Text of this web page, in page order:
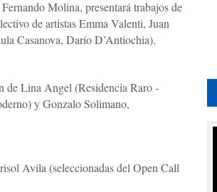
Molina, presentará trabajos de
de artistas Emma Valenti, Juan
Casanova, Darío D’Antiochia).
de Lina Angel (Residencia Raro -
y Gonzalo Solimano,
Avila (seleccionadas del Open Call